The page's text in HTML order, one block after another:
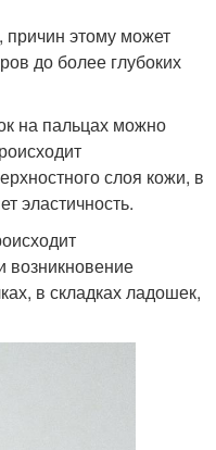
этому может
до более глубоких
на пальцах можно
слоя кожи, в
эластичность.
возникновение
в складках ладошек,